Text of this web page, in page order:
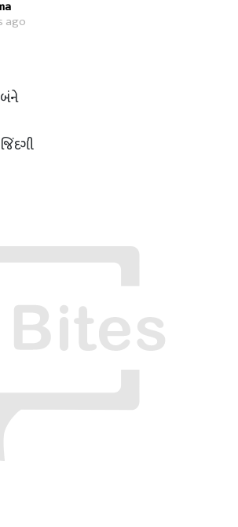
ago
ન આવડે,, મારી એક ખાસ મિત્ર છે
એમનું નામ નહિ આપી સકુ અહીંયા....